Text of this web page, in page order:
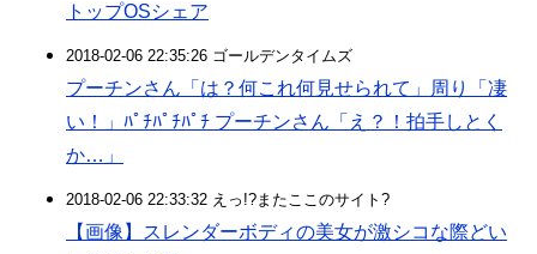
トップOSシェア
2018-02-06 22:35:26 ゴールデンタイムズ
プーチンさん「は？何これ何見せられて」周り「凄
い！」ﾊﾟﾁﾊﾟﾁﾊﾟﾁ プーチンさん「え？！拍手しとく
か…」
2018-02-06 22:33:32 えっ!?またここのサイト?
【画像】スレンダーボディの美女が激シコな際どい